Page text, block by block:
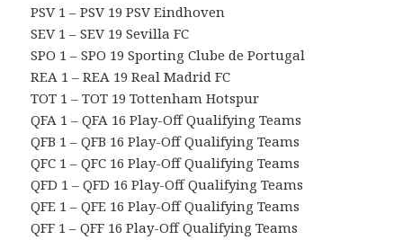
PSV 1 – PSV 19 PSV Eindhoven
SEV 1 – SEV 19 Sevilla FC
SPO 1 – SPO 19 Sporting Clube de Portugal
REA 1 – REA 19 Real Madrid FC
TOT 1 – TOT 19 Tottenham Hotspur
QFA 1 – QFA 16 Play-Off Qualifying Teams
QFB 1 – QFB 16 Play-Off Qualifying Teams
QFC 1 – QFC 16 Play-Off Qualifying Teams
QFD 1 – QFD 16 Play-Off Qualifying Teams
QFE 1 – QFE 16 Play-Off Qualifying Teams
QFF 1 – QFF 16 Play-Off Qualifying Teams